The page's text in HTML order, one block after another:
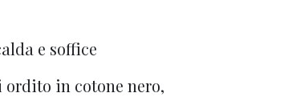
e soffice
ordito in cotone nero,